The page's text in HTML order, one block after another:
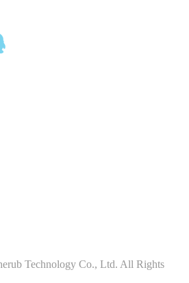
Technology Co., Ltd. All Rights